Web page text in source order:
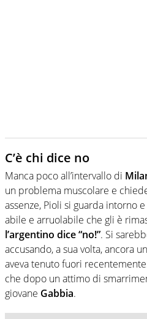
C’è chi dice no
Manca poco all’intervallo di
un problema muscolare e
assenze, Pioli si guarda intorno
abile e arruolabile che gli è
l’argentino dice “no!”. Si
accusando, a sua volta, ancora
aveva tenuto fuori
che dopo un attimo di
giovane Gabbia.